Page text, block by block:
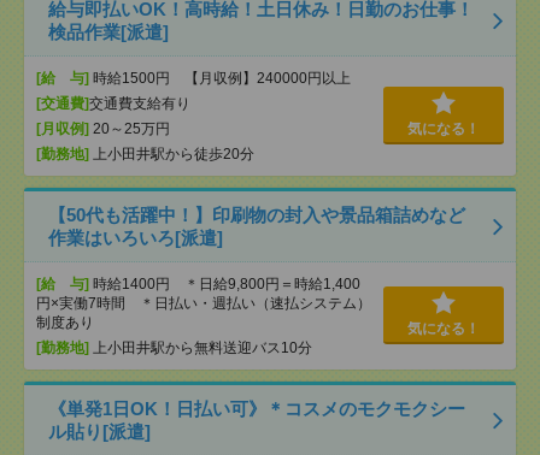
給与即払いOK！高時給！土日休み！日勤のお仕事！
検品作業[派遣]
[給 与] 時給1500円 【月収例】240000円以上
[交通費]交通費支給有り
[月収例] 20～25万円
[勤務地] 上小田井駅から徒歩20分
気になる！
【50代も活躍中！】印刷物の封入や景品箱詰めなど
作業はいろいろ[派遣]
[給 与] 時給1400円 ＊日給9,800円＝時給1,400
円×実働7時間 ＊日払い・週払い（速払システム）
制度あり
[勤務地] 上小田井駅から無料送迎バス10分
気になる！
《単発1日OK！日払い可》＊コスメのモクモクシー
ル貼り[派遣]